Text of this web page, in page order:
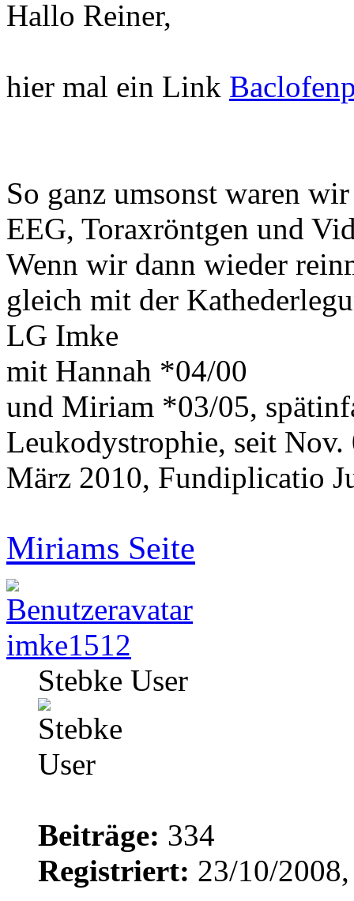
Hallo Reiner,
hier mal ein Link
So ganz umsonst waren
EEG, Toraxröntgen und
Wenn wir dann wieder
gleich mit der
LG Imke
mit Hannah *04/00
und Miriam *03/05,
Leukodystrophie, seit
März 2010, Fundiplicatio
Miriams Seite
imke1512
Stebke User
Beiträge: 334
Registriert: 23/10/